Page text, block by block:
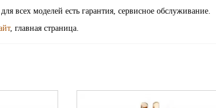
моделей есть гарантия, сервисное обслуживание.
, главная страница.